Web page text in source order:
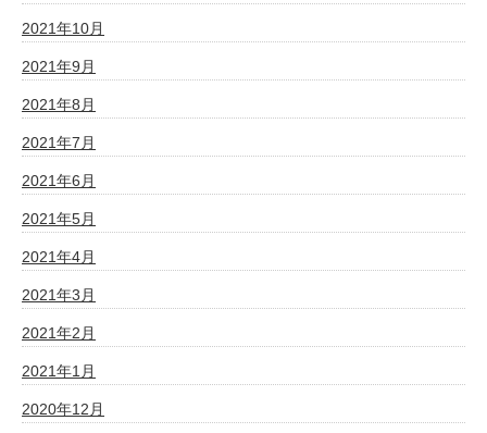
2021年10月
2021年9月
2021年8月
2021年7月
2021年6月
2021年5月
2021年4月
2021年3月
2021年2月
2021年1月
2020年12月